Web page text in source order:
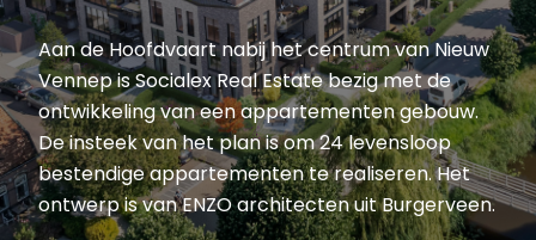
Aan de Hoofdvaart nabij het centrum van Nieuw
Vennep is Socialex Real Estate bezig met de
ontwikkeling van een appartementen gebouw.
De insteek van het plan is om 24 levensloop
bestendige appartementen te realiseren. Het
ontwerp is van ENZO architecten uit Burgerveen.